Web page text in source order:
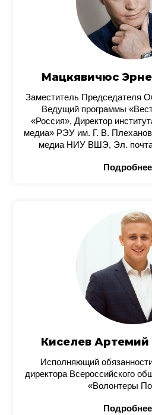
Мацкявичюс
Заместитель Председателя
Ведущий программы
«Россия», Директор
медиа» РЭУ им. Г. В.
медиа НИУ ВШЭ, Эл.
Киселев Артемий
Исполняющий
директора Всероссийского
«Волонтеры